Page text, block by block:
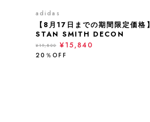
adidas
【8月17日までの期間限定価格】
STAN SMITH DECON
¥19,800 ¥15,840
20％OFF